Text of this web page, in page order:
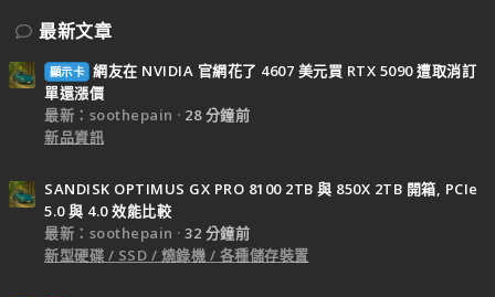
最新文章
顯示卡 網友在 NVIDIA 官網花了 4607 美元買 RTX 5090 遭取消訂
單還漲價
最新：soothepain
28 分鐘前
新品資訊
SANDISK OPTIMUS GX PRO 8100 2TB 與 850X 2TB 開箱, PCIe
5.0 與 4.0 效能比較
最新：soothepain
32 分鐘前
新型硬碟 / SSD / 燒錄機 / 各種儲存裝置